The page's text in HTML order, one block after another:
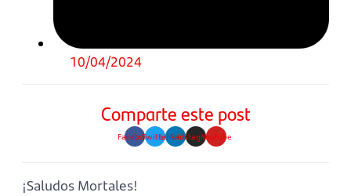
10/04/2024
Comparte este post
FacebookTwitterLinkedinInstagramYoutube
¡Saludos Mortales!